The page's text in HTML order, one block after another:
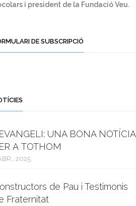
i president de la Fundació Veu.
DE SUBSCRIPCIÓ
UNA BONA NOTÍCIA
A TOTHOM
2025
de Pau i Testimonis
Fraternitat